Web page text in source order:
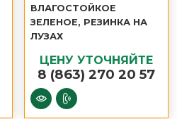
ВЛАГОСТОЙКОЕ
ЗЕЛЕНОЕ, РЕЗИНКА НА
ЛУЗАХ
ЦЕНУ УТОЧНЯЙТЕ
8 (863) 270 20 57